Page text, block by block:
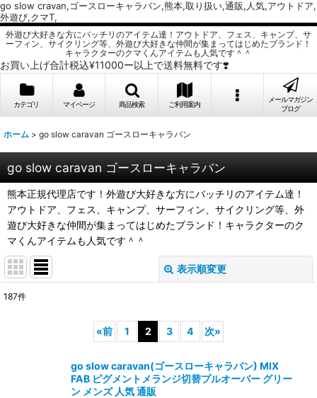
go slow cravan,ゴースローキャラバン,熊本,取り扱い,通販,人気,アウトドア,
外遊び,クマT,
外遊び大好きな方にバッチリのアイテム達！アウトドア、フェス、キャンプ、サ
ーフィン、サイクリング等、外遊び大好きな仲間が集まってはじめたブランド！
キャラクターのクマくんアイテムも人気です＾＾
お買い上げ合計税込¥11000ー以上で送料無料です❣️
カテゴリ マイページ 商品検索 ご利用案内
メールマガジン
ブログ
ホーム > go slow caravan ゴースローキャラバン
go slow caravan ゴースローキャラバン
熊本正規代理店です！外遊び大好きな方にバッチリのアイテム達！
アウトドア、フェス、キャンプ、サーフィン、サイクリング等、外
遊び大好きな仲間が集まってはじめたブランド！キャラクターのク
マくんアイテムも人気です＾＾
表示順変更
187件
«前 1 2 3 4 次»
go slow caravan(ゴースローキャラバン) MIX
FAB ピグメントメランジ切替プルオーバー グリー
ン メンズ 人気 通販